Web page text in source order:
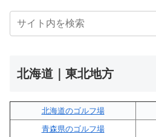
北海道｜東北地方
北海道のゴルフ場
青森県のゴルフ場